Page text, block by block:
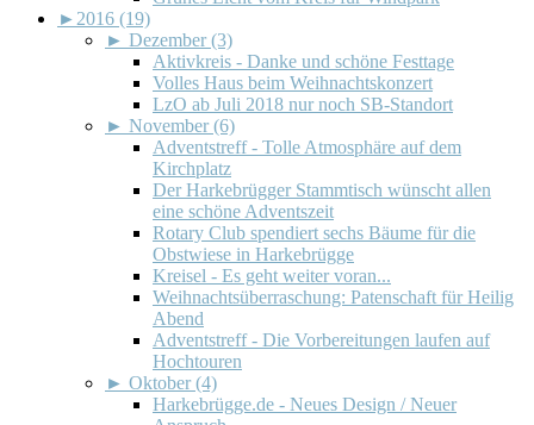
► 2016 (19)
► Dezember (3)
Aktivkreis - Danke und schöne Festtage
Volles Haus beim Weihnachtskonzert
LzO ab Juli 2018 nur noch SB-Standort
► November (6)
Adventstreff - Tolle Atmosphäre auf dem
Kirchplatz
Der Harkebrügger Stammtisch wünscht allen
eine schöne Adventszeit
Rotary Club spendiert sechs Bäume für die
Obstwiese in Harkebrügge
Kreisel - Es geht weiter voran...
Weihnachtsüberraschung: Patenschaft für Heilig
Abend
Adventstreff - Die Vorbereitungen laufen auf
Hochtouren
► Oktober (4)
Harkebrügge.de - Neues Design / Neuer